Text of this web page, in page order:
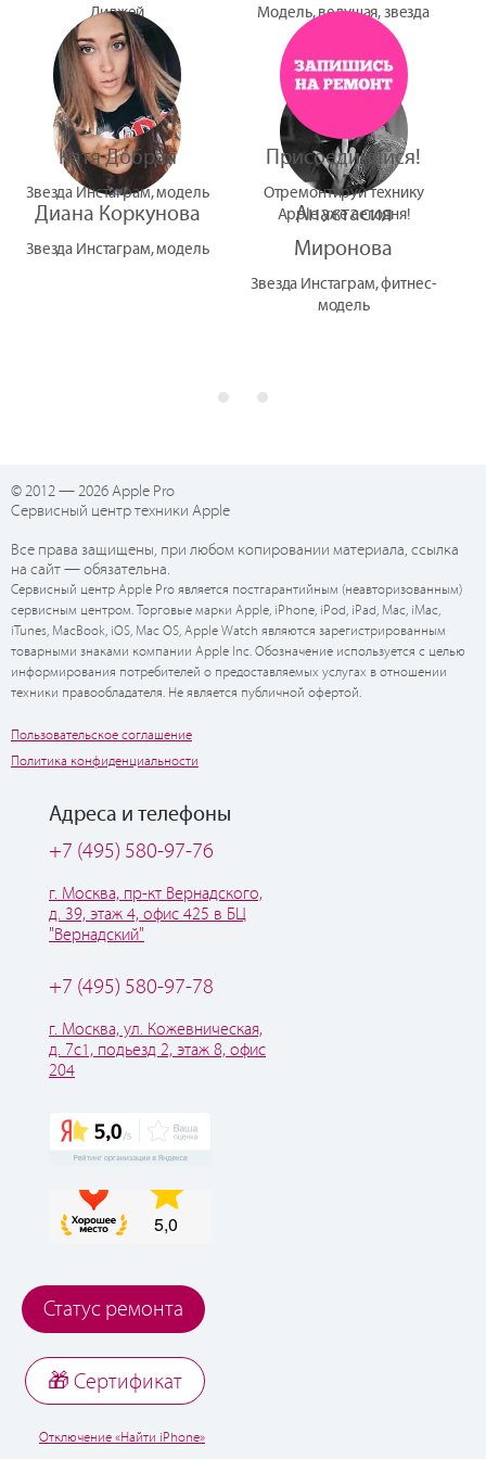
Диджей
Модель, ведущая, звезда
Диана Коркунова
Звезда Инстаграм, модель
Анастасия
Миронова
Звезда Инстаграм, фитнес-
модель
Катя Добрая
Звезда Инстаграм, модель
Присоединяйся!
Отремонтируй технику
Apple уже сегодня!
© 2012 — 2026 Apple Pro
Сервисный центр техники Apple
Все права защищены, при любом копировании материала, ссылка
на сайт — обязательна.
Сервисный центр Apple Pro является постгарантийным (неавторизованным)
сервисным центром. Торговые марки Apple, iPhone, iPod, iPad, Mac, iMac,
iTunes, MacBook, iOS, Mac OS, Apple Watch являются зарегистрированным
товарными знаками компании Apple Inc. Обозначение используется с целью
информирования потребителей о предоставляемых услугах в отношении
техники правообладателя. Не является публичной офертой.
Пользовательское соглашение
Политика конфиденциальности
Адреса и телефоны
+7 (495) 580-97-76
г. Москва, пр-кт Вернадского,
д. 39, этаж 4, офис 425 в БЦ
"Вернадский"
+7 (495) 580-97-78
г. Москва, ул. Кожевническая,
д. 7с1, подьезд 2, этаж 8, офис
204
Статус ремонта
🎁 Cертификат
Отключение «Найти iPhone»